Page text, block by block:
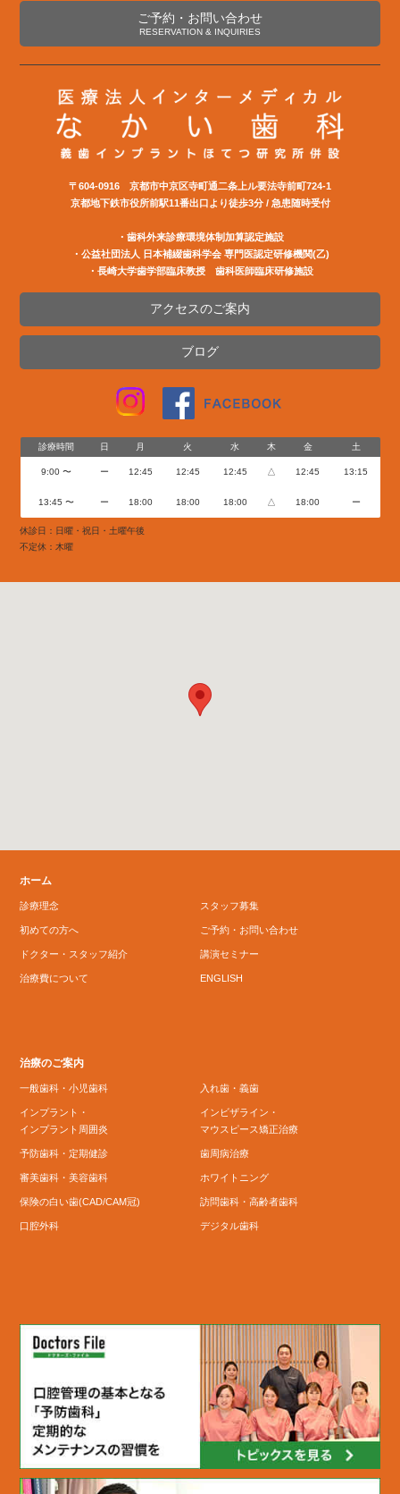
ご予約・お問い合わせ
RESERVATION & INQUIRIES
〒604-0916 京都市中京区寺町通二条上ル要法寺前町724-1
京都地下鉄市役所前駅11番出口より徒歩3分 / 急患随時受付
・歯科外来診療環境体制加算認定施設
・公益社団法⼈ ⽇本補綴⻭科学会 専⾨医認定研修機関(⼄)
・長崎大学歯学部臨床教授 歯科医師臨床研修施設
アクセスのご案内
ブログ
診療時間 日 月 火 水 木 金 土
9:00 〜 ー 12:45 12:45 12:45 △ 12:45 13:15
13:45 〜 ー 18:00 18:00 18:00 △ 18:00 ー
休診日：日曜・祝日・土曜午後
不定休：木曜
ホーム
診療理念
初めての方へ
ドクター・スタッフ紹介
治療費について
スタッフ募集
ご予約・お問い合わせ
講演セミナー
ENGLISH
治療のご案内
一般歯科・小児歯科
インプラント・
インプラント周囲炎
予防歯科・定期健診
審美歯科・美容歯科
保険の白い歯(CAD/CAM冠)
口腔外科
入れ歯・義歯
インビザライン・
マウスピース矯正治療
歯周病治療
ホワイトニング
訪問歯科・高齢者歯科
デジタル歯科